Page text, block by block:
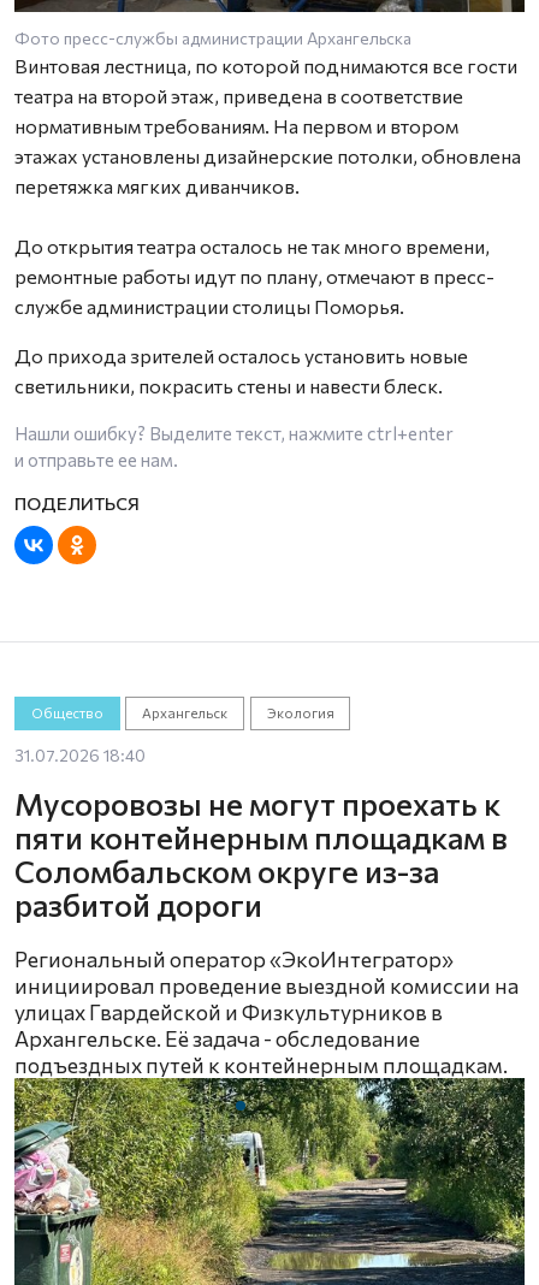
Фото пресс-службы администрации Архангельска
Винтовая лестница, по которой поднимаются все гости
театра на второй этаж, приведена в соответствие
нормативным требованиям. На первом и втором
этажах установлены дизайнерские потолки, обновлена
перетяжка мягких диванчиков.
До открытия театра осталось не так много времени,
ремонтные работы идут по плану, отмечают в пресс-
службе администрации столицы Поморья.
До прихода зрителей осталось установить новые
светильники, покрасить стены и навести блеск.
Нашли ошибку? Выделите текст, нажмите ctrl+enter
и отправьте ее нам.
Общество Архангельск Экология
31.07.2026 18:40
Мусоровозы не могут проехать к
пяти контейнерным площадкам в
Соломбальском округе из-за
разбитой дороги
Региональный оператор «ЭкоИнтегратор»
инициировал проведение выездной комиссии на
улицах Гвардейской и Физкультурников в
Архангельске. Её задача - обследование
подъездных путей к контейнерным площадкам.